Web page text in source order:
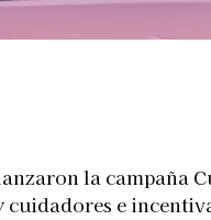
la campaña
e